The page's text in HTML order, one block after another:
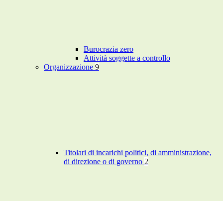
Burocrazia zero
Attività soggette a controllo
Organizzazione 9
Titolari di incarichi politici, di amministrazione,
di direzione o di governo 2